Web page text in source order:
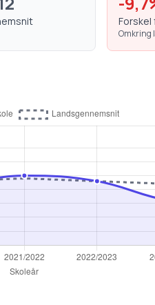
Forskel
Omkring